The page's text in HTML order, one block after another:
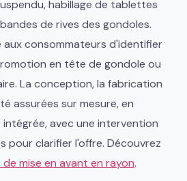
habillage de tablettes
de rives des gondoles.
consommateurs d'identifier
en tête de gondole ou
La conception, la fabrication
assurées sur mesure, en
avec une intervention
pour clarifier l'offre. Découvrez
mise en avant en rayon.